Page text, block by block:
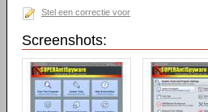
Stel een correctie voor
Screenshots: